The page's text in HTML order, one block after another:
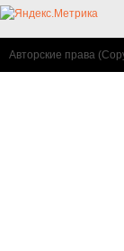
Авторские права